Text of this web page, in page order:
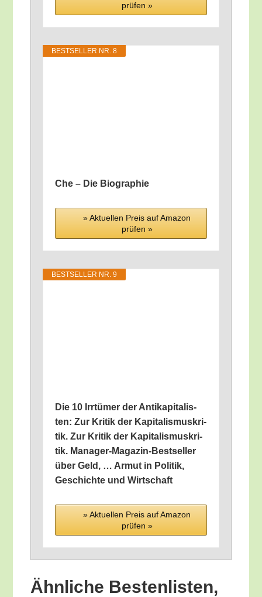
prü­fen »
BEST­SEL­LER NR. 8
Che – Die Biographie
» Aktu­el­len Preis auf Ama­zon
prü­fen »
BEST­SEL­LER NR. 9
Die 10 Irr­tü­mer der Anti­ka­pi­ta­lis­
ten: Zur Kri­tik der Kapi­ta­lis­mus­kri­
tik. Zur Kri­tik der Kapi­ta­lis­mus­kri­
tik. Mana­ger-Maga­zin-Best­sel­ler
über Geld, … Armut in Poli­tik,
Geschich­te und Wirtschaft
» Aktu­el­len Preis auf Ama­zon
prü­fen »
Ähn­li­che Bes­ten­lis­ten,